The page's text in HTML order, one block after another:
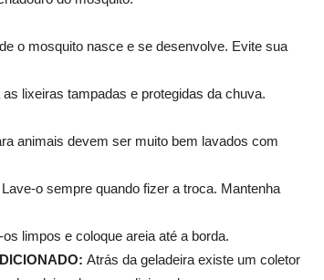
o mosquito nasce e se desenvolve. Evite sua
as lixeiras tampadas e protegidas da chuva.
animais devem ser muito bem lavados com
Lave-o sempre quando fizer a troca. Mantenha
os limpos e coloque areia até a borda.
Atrás da geladeira existe um coletor